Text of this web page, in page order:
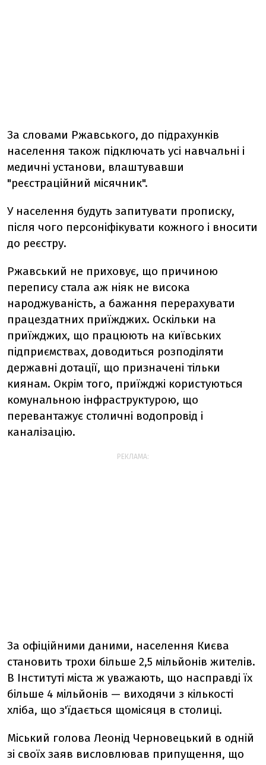
За словами Ржавського, до підрахунків
населення також підключать усі навчальні і
медичні установи, влаштувавши
"реєстраційний місячник".
У населення будуть запитувати прописку,
після чого персоніфікувати кожного і вносити
до реєстру.
Ржавський не приховує, що причиною
перепису стала аж ніяк не висока
народжуваність, а бажання перерахувати
працездатних приїжджих. Оскільки на
приїжджих, що працюють на київських
підприємствах, доводиться розподіляти
державні дотації, що призначені тільки
киянам. Окрім того, приїжджі користуються
комунальною інфраструктурою, що
перевантажує столичні водопровід і
каналізацію.
РЕКЛАМА:
За офіційними даними, населення Києва
становить трохи більше 2,5 мільйонів жителів.
В Інституті міста ж уважають, що насправді їх
більше 4 мільйонів — виходячи з кількості
хліба, що з'їдається щомісяця в столиці.
Міський голова Леонід Черновецький в одній
зі своїх заяв висловлював припущення, що